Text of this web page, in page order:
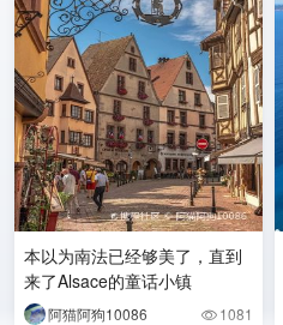
本以为南法已经够美了，直到
来了Alsace的童话小镇
阿猫阿狗10086  1081